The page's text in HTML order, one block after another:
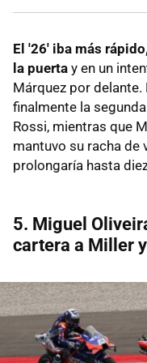
El '26' iba más
la puerta y en un
Márquez por
finalmente la
Rossi, mientras que
mantuvo su racha de
prolongaría hasta
5. Miguel
cartera a Miller